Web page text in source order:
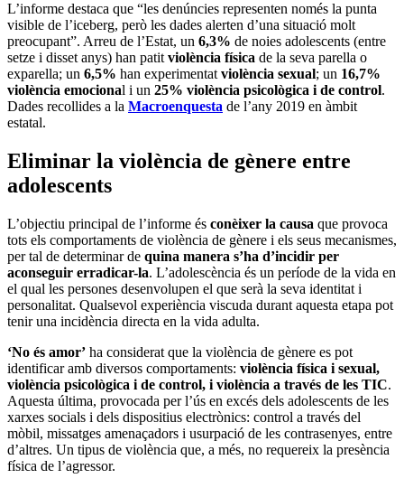
L’informe destaca que “les denúncies representen només la punta
visible de l’iceberg, però les dades alerten d’una situació molt
preocupant”. Arreu de l’Estat, un 6,3% de noies adolescents (entre
setze i disset anys) han patitviolència física de la seva parella o
exparella; un 6,5% han experimentatviolència sexual; un 16,7%
violència emocional i un 25% violència psicològica i de control.
Dades recollides a la Macroenquesta de l’any 2019 en àmbit
estatal.
Eliminar la violència de gènere entre
adolescents
L’objectiu principal de l’informe és conèixer la causa que provoca
tots els comportaments de violència de gènere i els seus mecanismes,
per tal de determinar de quina manera s’ha d’incidir per
aconseguir erradicar-la. L’adolescència és un període de la vida en
el qual les persones desenvolupen el que serà la seva identitat i
personalitat. Qualsevol experiència viscuda durant aquesta etapa pot
tenir una incidència directa en la vida adulta.
‘No és amor’ ha considerat que la violència de gènere es pot
identificar amb diversos comportaments: violència física i sexual,
violència psicològica i de control, i violència a través de les TIC.
Aquesta última, provocada per l’ús en excés dels adolescents de les
xarxes socials i dels dispositius electrònics: control a través del
mòbil, missatges amenaçadors i usurpació de les contrasenyes, entre
d’altres. Un tipus de violència que, a més, no requereix la presència
física de l’agressor.